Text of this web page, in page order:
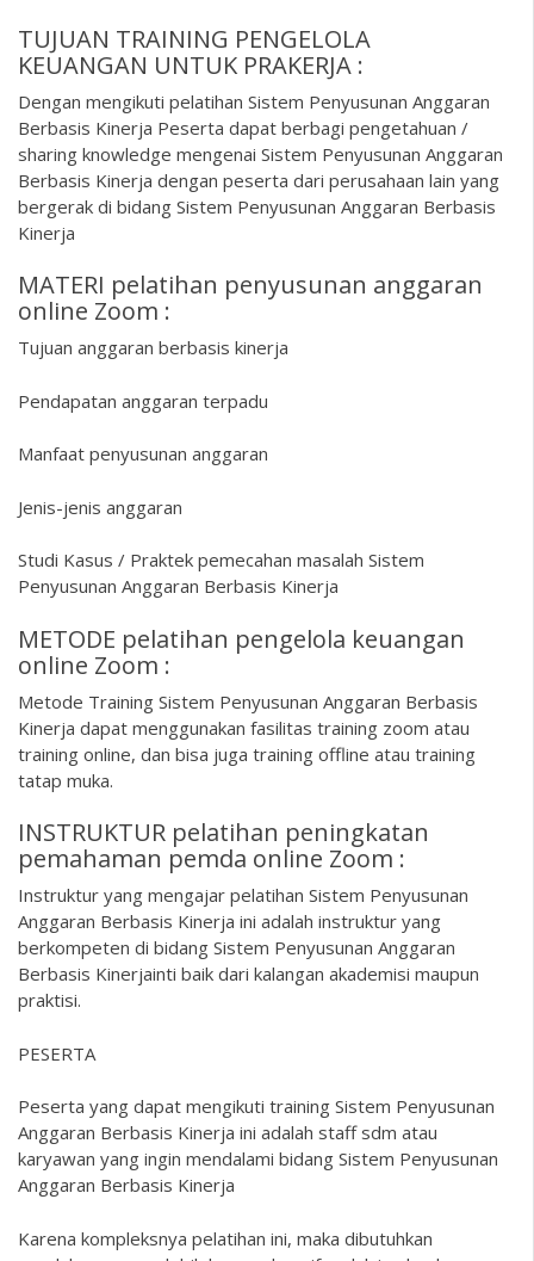
TUJUAN TRAINING PENGELOLA
KEUANGAN UNTUK PRAKERJA :
Dengan mengikuti pelatihan Sistem Penyusunan Anggaran
Berbasis Kinerja Peserta dapat berbagi pengetahuan /
sharing knowledge mengenai Sistem Penyusunan Anggaran
Berbasis Kinerja dengan peserta dari perusahaan lain yang
bergerak di bidang Sistem Penyusunan Anggaran Berbasis
Kinerja
MATERI pelatihan penyusunan anggaran
online Zoom :
Tujuan anggaran berbasis kinerja
Pendapatan anggaran terpadu
Manfaat penyusunan anggaran
Jenis-jenis anggaran
Studi Kasus / Praktek pemecahan masalah Sistem
Penyusunan Anggaran Berbasis Kinerja
METODE pelatihan pengelola keuangan
online Zoom :
Metode Training Sistem Penyusunan Anggaran Berbasis
Kinerja dapat menggunakan fasilitas training zoom atau
training online, dan bisa juga training offline atau training
tatap muka.
INSTRUKTUR pelatihan peningkatan
pemahaman pemda online Zoom :
Instruktur yang mengajar pelatihan Sistem Penyusunan
Anggaran Berbasis Kinerja ini adalah instruktur yang
berkompeten di bidang Sistem Penyusunan Anggaran
Berbasis Kinerjainti baik dari kalangan akademisi maupun
praktisi.
PESERTA
Peserta yang dapat mengikuti training Sistem Penyusunan
Anggaran Berbasis Kinerja ini adalah staff sdm atau
karyawan yang ingin mendalami bidang Sistem Penyusunan
Anggaran Berbasis Kinerja
Karena kompleksnya pelatihan ini, maka dibutuhkan